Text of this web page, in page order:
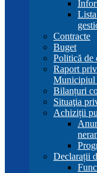
Contracte
Buget
Politică de
Raport
Municipiul
Bilanțuri
Situaţia
Achiziții
Declarații